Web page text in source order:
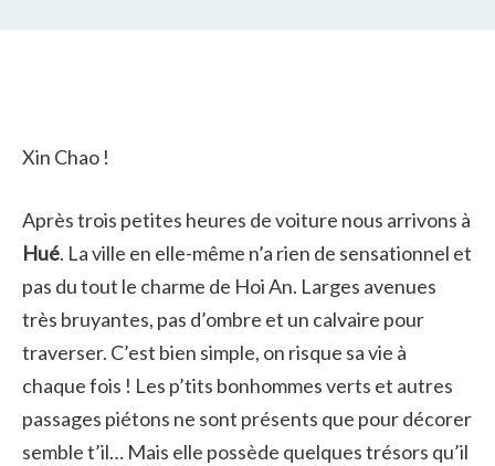
Xin Chao !
Après trois petites heures de voiture nous arrivons à
Hué. La ville en elle-même n’a rien de sensationnel et
pas du tout le charme de Hoi An. Larges avenues
très bruyantes, pas d’ombre et un calvaire pour
traverser. C’est bien simple, on risque sa vie à
chaque fois ! Les p’tits bonhommes verts et autres
passages piétons ne sont présents que pour décorer
semble t’il… Mais elle possède quelques trésors qu’il